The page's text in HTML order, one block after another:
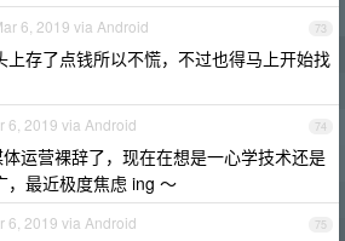
73
6, 2019 via Android
上存了点钱所以不慌，不过也得马上开始找
74
6, 2019 via Android
运营裸辞了，现在在想是一心学技术还是
，最近极度焦虑 ing ～
75
6, 2019 via Android